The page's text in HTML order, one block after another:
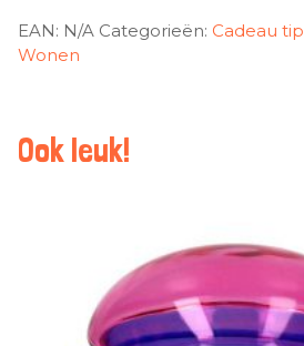
EAN: N/A Categorieën: Cadeau tip
Wonen
Ook leuk!